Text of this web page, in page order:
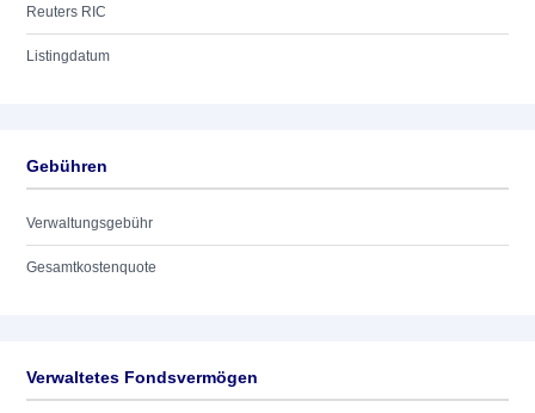
Reuters RIC
Listingdatum
Gebühren
Verwaltungsgebühr
Gesamtkostenquote
Verwaltetes Fondsvermögen